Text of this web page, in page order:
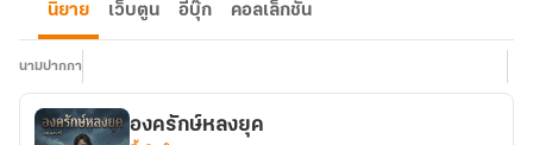
นิยาย เว็บตูน อีบุ๊ก คอลเล็กชัน
นามปากกา
องครักษ์หลงยุค